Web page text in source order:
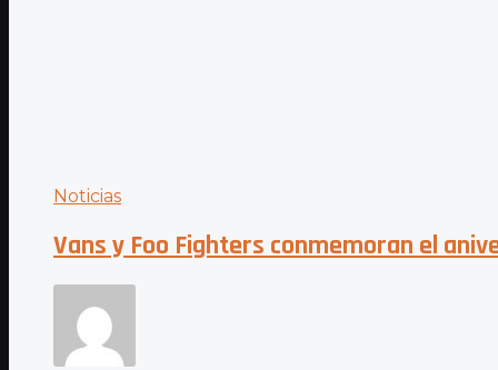
Noticias
Vans y Foo Fighters conmemoran el